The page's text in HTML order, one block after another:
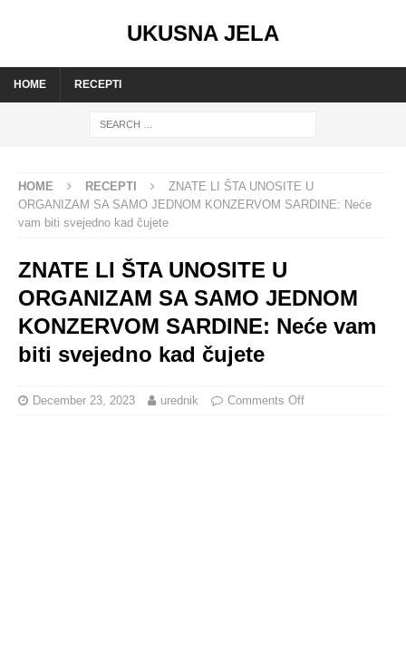
UKUSNA JELA
HOME RECEPTI
HOME RECEPTI
ZNATE LI ŠTA UNOSITE U
ORGANIZAM SA SAMO JEDNOM KONZERVOM SARDINE: Neće
vam biti svejedno kad čujete
ZNATE LI ŠTA UNOSITE U
ORGANIZAM SA SAMO JEDNOM
KONZERVOM SARDINE: Neće vam
biti svejedno kad čujete
December 23, 2023 urednik Comments Off